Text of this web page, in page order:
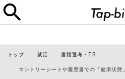
トップ 就活 書類選考・ES
エントリーシートや履歴書での「健康状態